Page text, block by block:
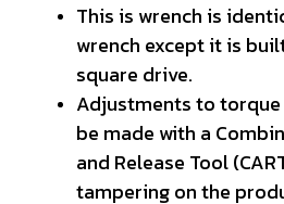
This is wrench is
wrench except it is
square drive.
Adjustments to
be made with a
and Release Tool
tampering on the